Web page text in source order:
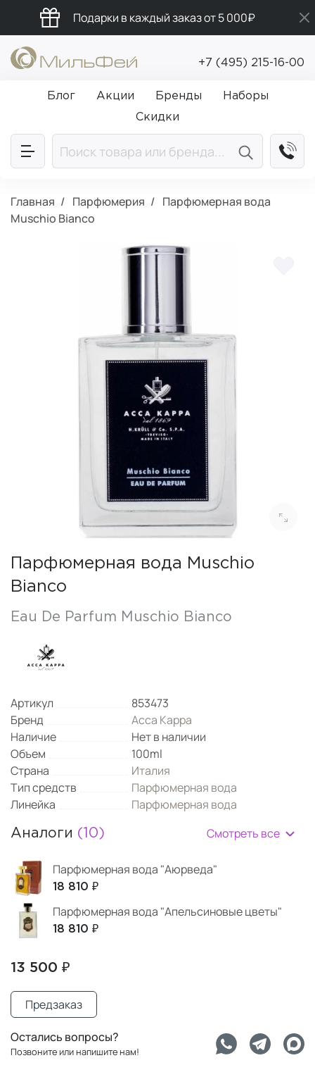
Подарки в каждый заказ от 5 000₽
Бесплатная доставка от 5 000₽
Промокод ПРИВЕТ
+7 (495) 215-16-00
Блог Акции Бренды
Наборы
Скидки
Главная Парфюмерия
Парфюмерная вода
Muschio Bianco
Парфюмерная вода Muschio
Bianco
Eau De Parfum Muschio Bianco
Артикул
853473
Бренд
Acca Kappa
Наличие
Нет в наличии
Объем
100ml
Страна
Италия
Тип средств
Парфюмерная вода
Линейка
Парфюмерная вода
Аналоги (10) Смотреть все
Парфюмерная вода "Аюрведа"
18 810 ₽
Парфюмерная вода "Апельсиновые цветы"
18 810 ₽
13 500 ₽
Предзаказ
Остались вопросы?
Позвоните или напишите нам!